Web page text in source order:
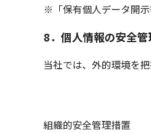
※「保有個人データ開示
8． 個人情報の安全
当社では、外的環境を
組織的安全管理措置